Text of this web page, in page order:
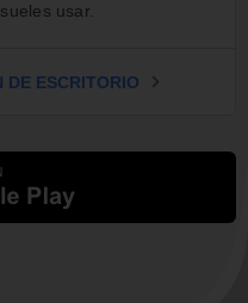
usar.
DE ESCRITORIO